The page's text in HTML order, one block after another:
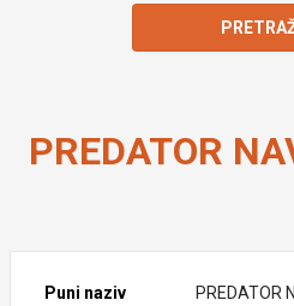
PREDATOR
Puni naziv
PREDATOR